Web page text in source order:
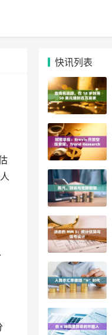
快讯列表